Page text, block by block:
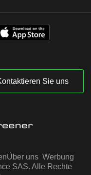
Sie uns
Über uns Werbung
SAS. Alle Rechte